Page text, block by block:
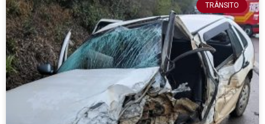
TRÂNSITO